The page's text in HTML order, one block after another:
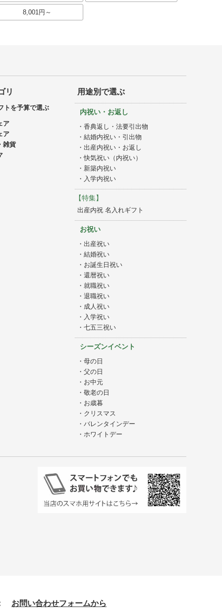
8,001円～
リ
トを予算で選ぶ
ア
ア
雑貨
用途別で選ぶ
内祝い・お返し
・香典返し・法要引出物
・結婚内祝い・引出物
・出産内祝い・お返し
・快気祝い（内祝い）
・新築内祝い
・入学内祝い
【特集】
出産内祝 名入れギフト
お祝い
・出産祝い
・結婚祝い
・お誕生日祝い
・還暦祝い
・就職祝い
・退職祝い
・成人祝い
・入学祝い
・七五三祝い
シーズンイベント
・母の日
・父の日
・お中元
・敬老の日
・お歳暮
・クリスマス
・バレンタインデー
・ホワイトデー
お問い合わせフォームから